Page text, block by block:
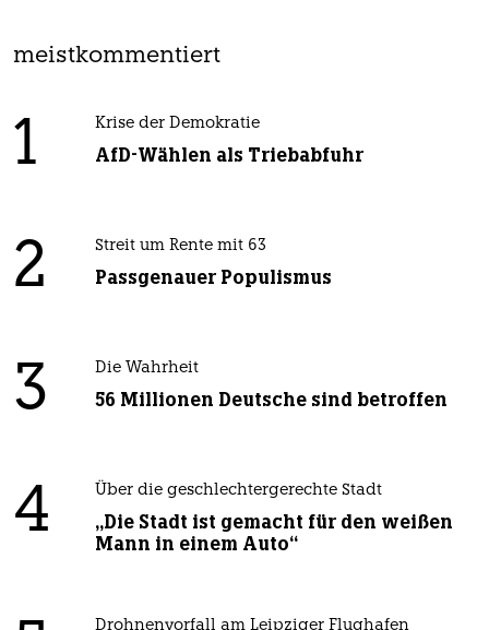
meistkommentiert
1 Krise der Demokratie
AfD-Wählen als Triebabfuhr
2 Streit um Rente mit 63
Passgenauer Populismus
3 Die Wahrheit
56 Millionen Deutsche sind betroffen
4 Über die geschlechtergerechte Stadt
„Die Stadt ist gemacht für den weißen
Mann in einem Auto“
Drohnenvorfall am Leipziger Flughafen